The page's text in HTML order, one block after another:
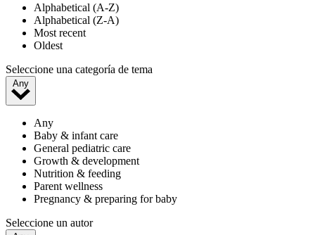
Alphabetical (A-Z)
Alphabetical (Z-A)
Most recent
Oldest
Seleccione una categoría de tema
Any
Any
Baby & infant care
General pediatric care
Growth & development
Nutrition & feeding
Parent wellness
Pregnancy & preparing for baby
Seleccione un autor